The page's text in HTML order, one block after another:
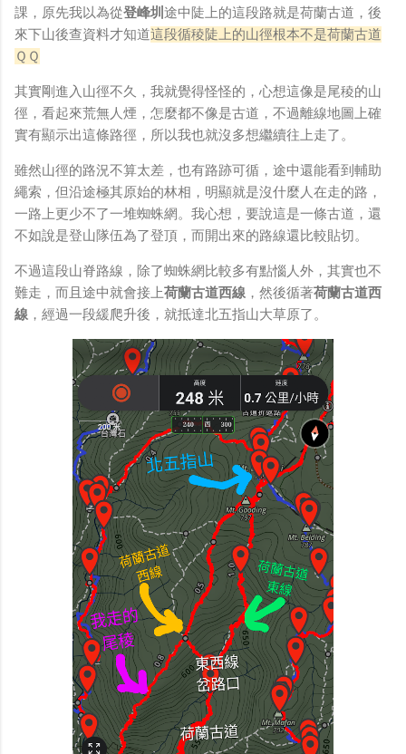
課，原先我以為從登峰圳 途中陡上的這段路就是荷蘭古道，後
來下山後查資料才知道這段循稜陡上的山徑根本不是荷蘭古道
ＱＱ
其實剛進入山徑不久，我就覺得怪怪的，心想這像是尾稜的山
徑，看起來荒無人煙，怎麼都不像是古道，不過離線地圖上確
實有顯示出這條路徑，所以我也就沒多想繼續往上走了。
雖然山徑的路況不算太差，也有路跡可循，途中還能看到輔助
繩索，但沿途極其原始的林相，明顯就是沒什麼人在走的路，
一路上更少不了一堆蜘蛛網。我心想，要說這是一條古道，還
不如說是登山隊伍為了登頂，而開出來的路線還比較貼切。
不過這段山脊路線，除了蜘蛛網比較多有點惱人外，其實也不
難走，而且途中就會接上荷蘭古道西線 ，然後循著荷蘭古道西
線 ，經過一段緩爬升後，就抵達北五指山大草原了。